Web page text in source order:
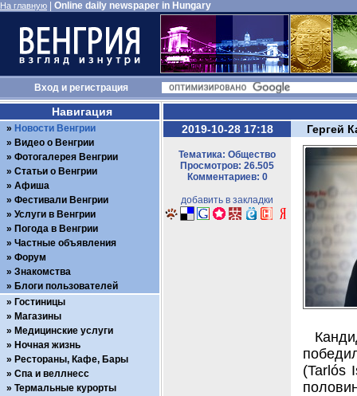
На главную Online daily newspaper in Hungary
Входи регистрация
2019-10-28 17:18
Тематика: Общество
Просмотров: 26.505
Комментариев: 0
добавить в закладки
Гергей
(Tarlós
Навигация
Новости Венгрии
Видео о Венгрии
Фотогалерея Венгрии
Статьи о Венгрии
Афиша
Фестивали Венгрии
Услуги в Венгрии
Погода в Венгрии
Частные объявления
Форум
Знакомства
Блоги пользователей
Гостиницы
Магазины
Медицинские услуги
Ночная жизнь
Рестораны, Кафе, Бары
Спа и веллнесс
Термальные курорты